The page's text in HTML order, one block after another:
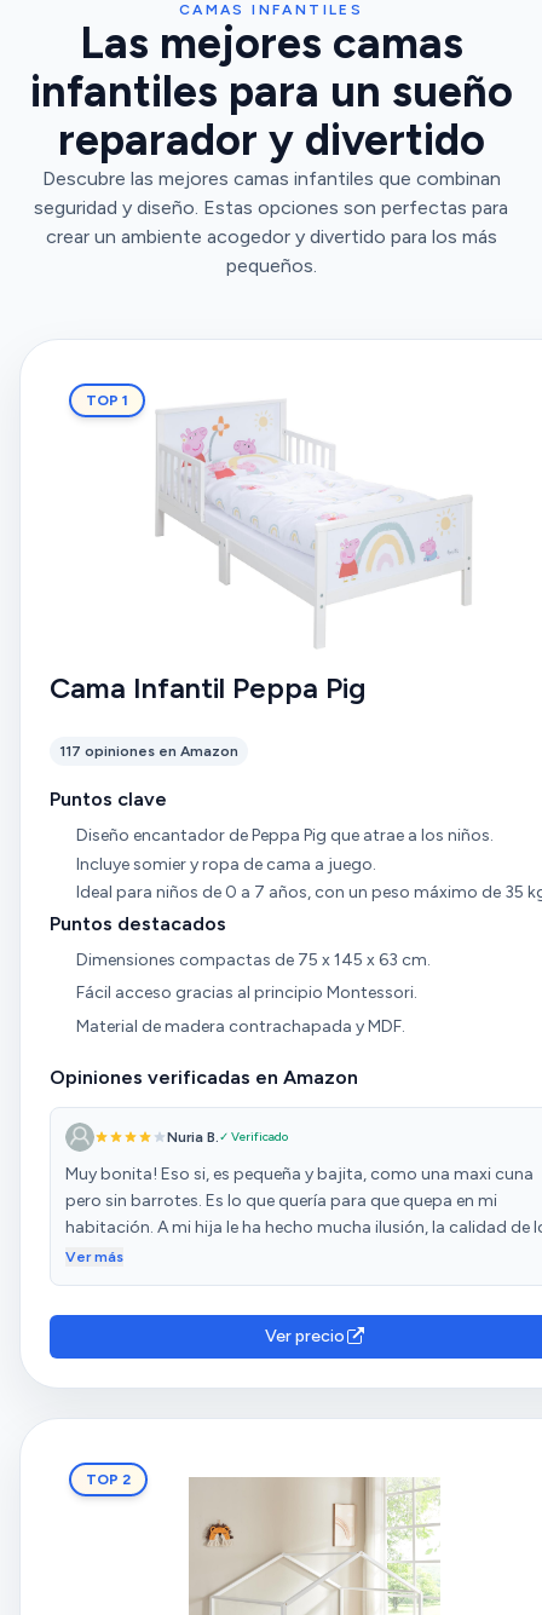
CAMAS INFANTILES
Las mejores camas
infantiles para un sueño
reparador y divertido
Descubre las mejores camas infantiles que combinan
seguridad y diseño. Estas opciones son perfectas para
crear un ambiente acogedor y divertido para los más
pequeños.
TOP 1
Cama Infantil Peppa Pig
117 opiniones en Amazon
Puntos clave
Diseño encantador de Peppa Pig que atrae a los niños.
Incluye somier y ropa de cama a juego.
Ideal para niños de 0 a 7 años, con un peso máximo de 35
Puntos destacados
Dimensiones compactas de 75 x 145 x 63 cm.
Fácil acceso gracias al principio Montessori.
Material de madera contrachapada y MDF.
Opiniones verificadas en Amazon
Nuria B. ✓ Verificado
Muy bonita! Eso si, es pequeña y bajita, como una maxi cuna
pero sin barrotes. Es lo que quería para que quepa en mi
habitación. A mi hija le ha hecho mucha ilusión, la calidad de
materiales es floja pero espero que aguante para un par de
almohada y nórdico a juego. Muy bien calidad-precio,
considerando que la compré con descuento.
Ver más
Ver precio
TOP 2